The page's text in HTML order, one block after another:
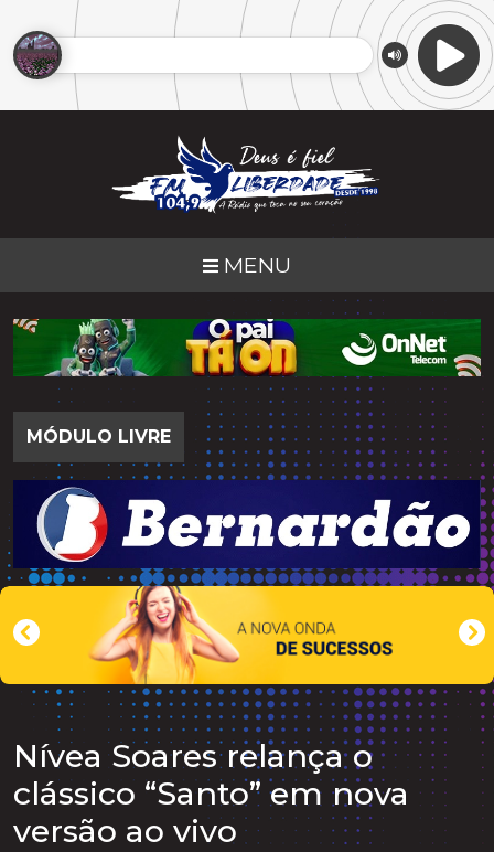
MENU
MÓDULO LIVRE
Nívea Soares relança o
clássico “Santo” em nova
versão ao vivo